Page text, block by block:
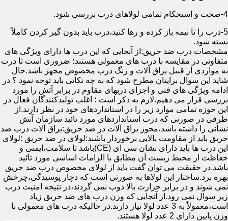
4-صحت و استحکام تمامی لولاهای درب بررسی شود.
5-درب را تا نیمه باز کرده و رها کنید،درب باید بدون گیر کردن کاملاً
بسته شود.
مشخصات درب ضد حریق:از آنجایی که این درب ها دارای ویژگی های
متفاوتی در مقایسه با درب های معمولی هستند؛ ضروری است تا درب
به مواردی از قبیل یراق آلات و رنگ درب مخصوص مجهز باشد.حال
شاید این سوال برایتان مطرح شود که به چه نکاتی باید توجه نمود ؟ در
ادامه ویژگی های فنی و اجزای دربهای مقاوم در برابر آتش را مورد
بررسی قرار می دهیم.لازم به ذکر است ؛ اغلب تولیدکنندگان فعال در
این حوزه تمامی موارد زیر را در استانداردهای خود در نظر دارند.از
طرفی در صورتی که درب استانداردهای مورد تائید سازمان آتش
نشانی را داشته باشد،مجوز یراق آلات در ضد حریق:یراق آلات درب ضد
حریق باید از مقاومت بالایی برخوردار باشند:لولای در ضد حریق :لولای
این درب ها باید دارای نشان سی ای (CE)باشد تا سلامت،ایمنی و
حفاظت از محیط زیست آن مطابق با الزامات اساسی مورد تائید
باشد.در حقیقت می توان گفت باید از لولای مخصوص درب ضد حریق
بهره برد.ساختار این لولاها به صورتی است که دچار پوسیدگی،چرخش
نمی شوند و در برابر حرارت بالا ذوب نمی گردند،در نتیجه امنیت درب
زیر سوال نمی رود.از آنجایی که وزن درب های ضد حریق زیاد
است،معمولاً به 3 عدد لولا نیاز دارند.در حالیکه درب های معمولی با
وزن پایین دارای 2 عدد لولا هستند.